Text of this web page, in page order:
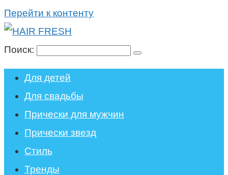
Перейти к контенту
Поиск:
Для детей
Для свадьбы
Прически для мужчин
Прически звезд
Стиль
Тренды